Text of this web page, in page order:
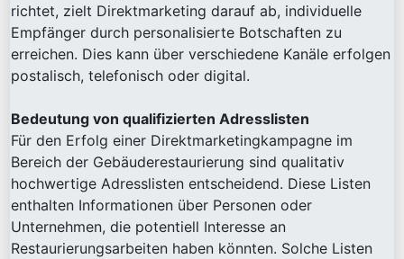
richtet, zielt Direktmarketing darauf ab, individuelle
Empfänger durch personalisierte Botschaften zu
erreichen. Dies kann über verschiedene Kanäle erfolgen
postalisch, telefonisch oder digital.
Bedeutung von qualifizierten Adresslisten
Für den Erfolg einer Direktmarketingkampagne im
Bereich der Gebäuderestaurierung sind qualitativ
hochwertige Adresslisten entscheidend. Diese Listen
enthalten Informationen über Personen oder
Unternehmen, die potentiell Interesse an
Restaurierungsarbeiten haben könnten. Solche Listen